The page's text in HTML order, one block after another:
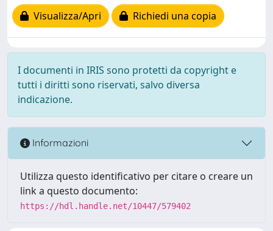
Visualizza/Apri
Richiedi una copia
I documenti in IRIS sono protetti da copyright e
tutti i diritti sono riservati, salvo diversa
indicazione.
Informazioni
Utilizza questo identificativo per citare o creare un
link a questo documento:
https://hdl.handle.net/10447/579402